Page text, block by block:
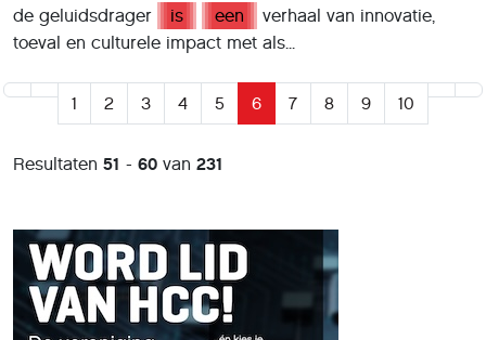
de geluidsdrager
is een
verhaal van innovatie,
toeval en culturele impact met als...
1 2 3 4 5 6 7 8 9 10
Resultaten 51 - 60 van 231